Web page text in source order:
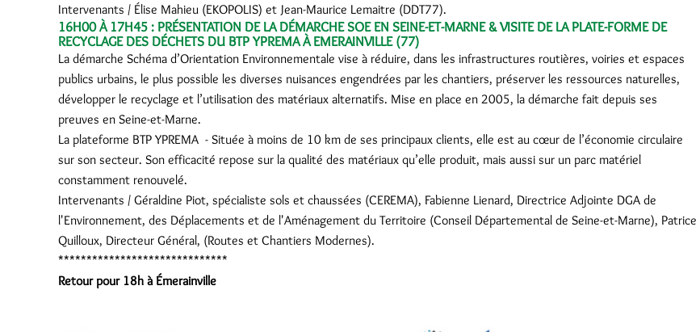
Intervenants / Élise Mahieu (EKOPOLIS) et Jean-Maurice Lemaitre (DDT77).
16H00 À 17H45 : PRÉSENTATION DE LA DÉMARCHE SOE EN SEINE-ET-MARNE & VISITE DE LA PLATE-FORME DE
RECYCLAGE DES DÉCHETS DU BTP YPREMA À EMERAINVILLE (77)
La démarche Schéma d’Orientation Environnementale vise à réduire, dans les infrastructures routières, voiries et espaces
publics urbains, le plus possible les diverses nuisances engendrées par les chantiers, préserver les ressources naturelles,
développer le recyclage et l’utilisation des matériaux alternatifs. Mise en place en 2005, la démarche fait depuis ses
preuves en Seine-et-Marne.
La plateforme BTP YPREMA - Située à moins de 10 km de ses principaux clients, elle est au cœur de l’économie circulaire
sur son secteur. Son efficacité repose sur la qualité des matériaux qu’elle produit, mais aussi sur un parc matériel
constamment renouvelé.
Intervenants / Géraldine Piot, spécialiste sols et chaussées (CEREMA), Fabienne Lienard, Directrice Adjointe DGA de
l'Environnement, des Déplacements et de l'Aménagement du Territoire (Conseil Départemental de Seine-et-Marne), Patrice
Quilloux, Directeur Général, (Routes et Chantiers Modernes).
******************************
Retour pour 18h à Émerainville